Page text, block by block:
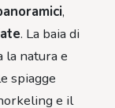
,
. La baia di
la natura e
spiagge
e il